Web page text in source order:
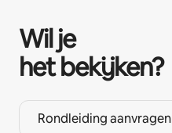
Wil je
het bekijken?
Rondleiding aanvragen